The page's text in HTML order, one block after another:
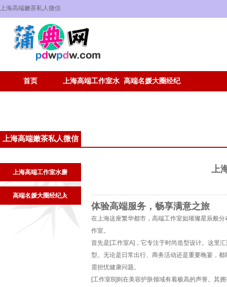
上海高端嫩茶私人微信
首页 上海高端工作室水 高端名媛大圈经纪
上海高端嫩茶私人微信
上海高端工作室水磨
高端名媛大圈经纪人
上
体验高端服务，畅享满意之旅
在上海这座繁华都市，高端工作室如璀璨星辰般
作室。
首先是[工作室A]，它专注于时尚造型设计。这里
型。无论是日常出行、商务活动还是重要晚宴，
需担忧健康问题。
[工作室B]则在美容护肤领域有着极高的声誉。其